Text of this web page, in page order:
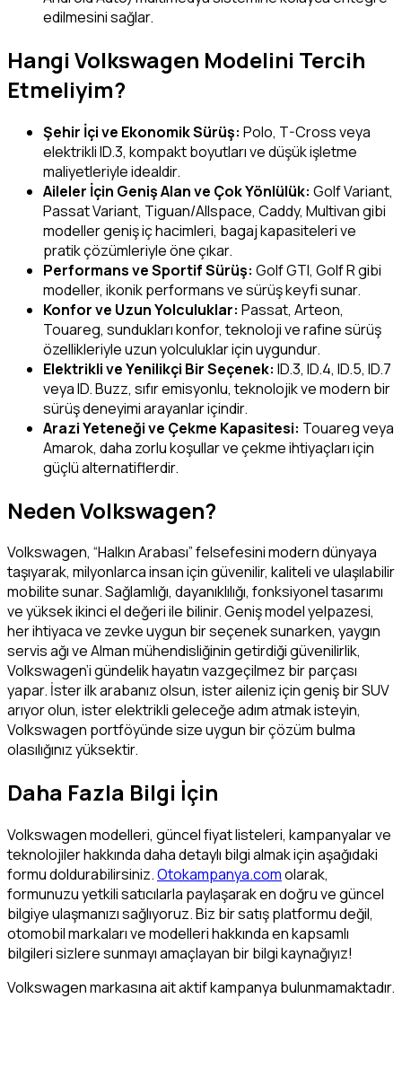
edilmesini sağlar.
Hangi Volkswagen Modelini Tercih
Etmeliyim?
Şehir İçi ve Ekonomik Sürüş: Polo, T-Cross veya
elektrikli ID.3, kompakt boyutları ve düşük işletme
maliyetleriyle idealdir.
Aileler İçin Geniş Alan ve Çok Yönlülük: Golf Variant,
Passat Variant, Tiguan/Allspace, Caddy, Multivan gibi
modeller geniş iç hacimleri, bagaj kapasiteleri ve
pratik çözümleriyle öne çıkar.
Performans ve Sportif Sürüş: Golf GTI, Golf R gibi
modeller, ikonik performans ve sürüş keyfi sunar.
Konfor ve Uzun Yolculuklar: Passat, Arteon,
Touareg, sundukları konfor, teknoloji ve rafine sürüş
özellikleriyle uzun yolculuklar için uygundur.
Elektrikli ve Yenilikçi Bir Seçenek: ID.3, ID.4, ID.5, ID.7
veya ID. Buzz, sıfır emisyonlu, teknolojik ve modern bir
sürüş deneyimi arayanlar içindir.
Arazi Yeteneği ve Çekme Kapasitesi: Touareg veya
Amarok, daha zorlu koşullar ve çekme ihtiyaçları için
güçlü alternatiflerdir.
Neden Volkswagen?
Volkswagen, “Halkın Arabası” felsefesini modern dünyaya
taşıyarak, milyonlarca insan için güvenilir, kaliteli ve ulaşılabilir
mobilite sunar. Sağlamlığı, dayanıklılığı, fonksiyonel tasarımı
ve yüksek ikinci el değeri ile bilinir. Geniş model yelpazesi,
her ihtiyaca ve zevke uygun bir seçenek sunarken, yaygın
servis ağı ve Alman mühendisliğinin getirdiği güvenilirlik,
Volkswagen’i gündelik hayatın vazgeçilmez bir parçası
yapar. İster ilk arabanız olsun, ister aileniz için geniş bir SUV
arıyor olun, ister elektrikli geleceğe adım atmak isteyin,
Volkswagen portföyünde size uygun bir çözüm bulma
olasılığınız yüksektir.
Daha Fazla Bilgi İçin
Volkswagen modelleri, güncel fiyat listeleri, kampanyalar ve
teknolojiler hakkında daha detaylı bilgi almak için aşağıdaki
formu doldurabilirsiniz.Otokampanya.comolarak,
formunuzu yetkili satıcılarla paylaşarak en doğru ve güncel
bilgiye ulaşmanızı sağlıyoruz. Biz bir satış platformu değil,
otomobil markaları ve modelleri hakkında en kapsamlı
bilgileri sizlere sunmayı amaçlayan bir bilgi kaynağıyız!
Volkswagen markasına ait aktif kampanya bulunmamaktadır.